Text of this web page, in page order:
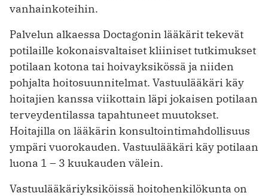
vanhainkoteihin.
Palvelun alkaessa Doctagonin lääkärit tekevät
potilaille kokonaisvaltaiset kliiniset tutkimukset
potilaan kotona tai hoivayksikössä ja niiden
pohjalta hoitosuunnitelmat. Vastuulääkäri käy
hoitajien kanssa viikottain läpi jokaisen potilaan
terveydentilassa tapahtuneet muutokset.
Hoitajilla on lääkärin konsultointimahdollisuus
ympäri vuorokauden. Vastuulääkäri käy potilaan
luona 1 – 3 kuukauden välein.
Vastuulääkäriyksiköissä hoitohenkilökunta on